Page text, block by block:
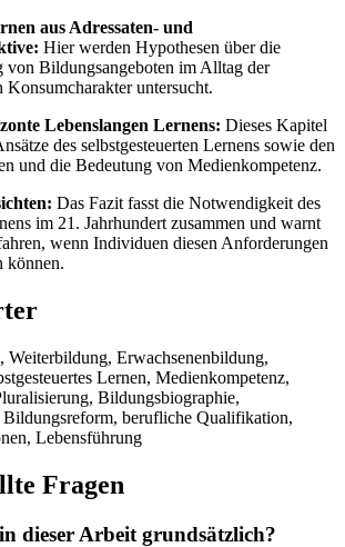
aus Adressaten- und
Hier werden Hypothesen über die
von Bildungsangeboten im Alltag der
Konsumcharakter untersucht.
Lebenslangen Lernens: Dieses Kapitel
des selbstgesteuerten Lernens sowie den
und die Bedeutung von Medienkompetenz.
Das Fazit fasst die Notwendigkeit des
im 21. Jahrhundert zusammen und warnt
wenn Individuen diesen Anforderungen
können.
Weiterbildung, Erwachsenenbildung,
Lernen, Medienkompetenz,
Bildungsbiographie,
Bildungsreform, berufliche Qualifikation,
Lebensführung
Fragen
dieser Arbeit grundsätzlich?